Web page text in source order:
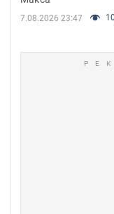
7.08.2026 23:47